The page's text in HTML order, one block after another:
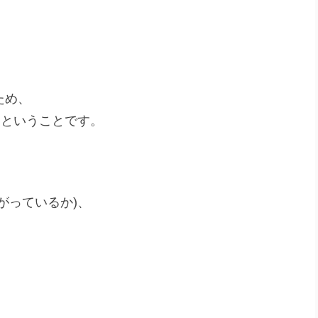
、
いうことです。
っているか)、